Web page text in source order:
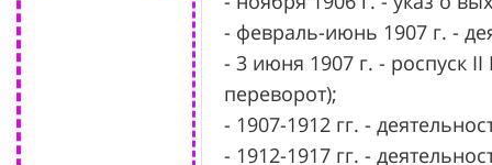
- февраль-июнь 1907 г. -
- 3 июня 1907 г. - роспуск
переворот);
- 1907-1912 гг. -
- 1912-1917 гг. -